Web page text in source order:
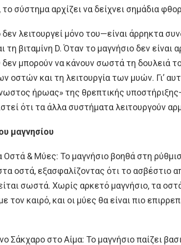
το σύστημα αρχίζει να δείχνει σημάδια
δεν λειτουργεί μόνο του—είναι άρρηκτα
τη βιταμίνη D. Όταν το μαγνήσιο δεν είναι
δεν μπορούν να κάνουν σωστά τη δουλειά
οστών και τη λειτουργία των μυών. Γι’
ήρωας» της θρεπτικής
ότι τα άλλα συστήματα λειτουργούν
μαγνησίου
Οστά & Μύες: Το μαγνήσιο βοηθά στη
οστά, εξασφαλίζοντας ότι το ασβέστιο
σωστά. Χωρίς αρκετό μαγνήσιο, τα
τον καιρό, και οι μύες θα είναι πιο
Σάκχαρο στο Αίμα: Το μαγνήσιο παίζει